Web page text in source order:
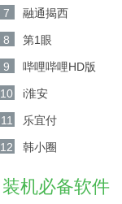
7 融通揭西
8 第1眼
9 哔哩哔哩HD版
10 i淮安
11 乐宜付
12 韩小圈
装机必备软件